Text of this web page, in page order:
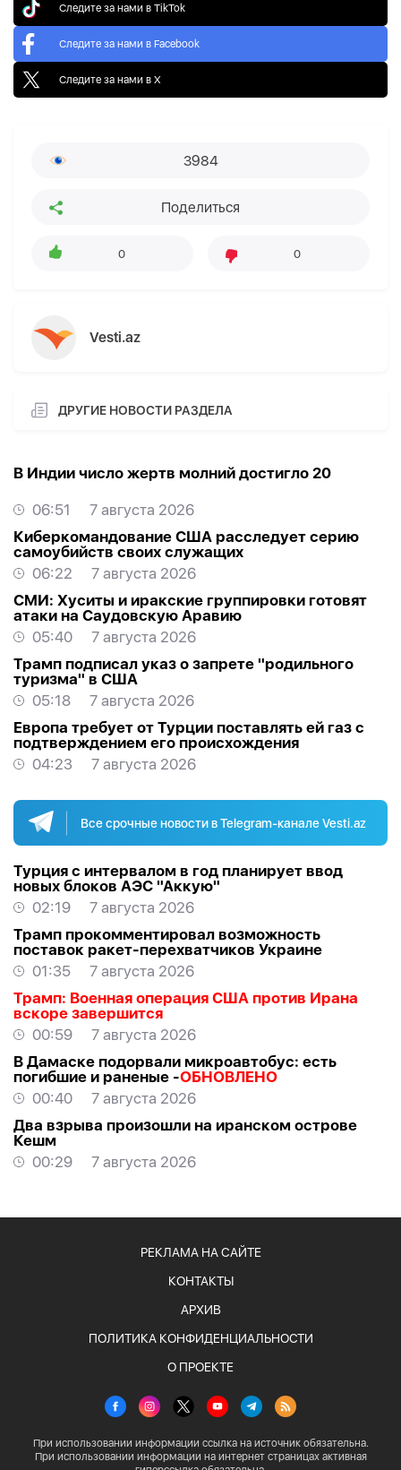
Следите за нами в TikTok
Следите за нами в Facebook
Следите за нами в X
3984
Поделиться
0 0
Vesti.az
ДРУГИЕ НОВОСТИ РАЗДЕЛА
В Индии число жертв молний достигло 20
06:51
7 августа 2026
Киберкомандование США расследует серию
самоубийств своих служащих
06:22
7 августа 2026
СМИ: Хуситы и иракские группировки готовят
атаки на Саудовскую Аравию
05:40
7 августа 2026
Трамп подписал указ о запрете "родильного
туризма" в США
05:18
7 августа 2026
Европа требует от Турции поставлять ей газ с
подтверждением его происхождения
04:23
7 августа 2026
Все срочные новости в Telegram-канале Vesti.az
Турция с интервалом в год планирует ввод
новых блоков АЭС "Аккую"
02:19
7 августа 2026
Трамп прокомментировал возможность
поставок ракет-перехватчиков Украине
01:35
7 августа 2026
Трамп: Военная операция США против Ирана
вскоре завершится
00:59
7 августа 2026
В Дамаске подорвали микроавтобус: есть
погибшие и раненые -ОБНОВЛЕНО
00:40
7 августа 2026
Два взрыва произошли на иранском острове
Кешм
00:29
7 августа 2026
РЕКЛАМА НА САЙТЕ
КОНТАКТЫ
АРХИВ
ПОЛИТИКА КОНФИДЕНЦИАЛЬНОСТИ
О ПРОЕКТЕ
При использовании информации ссылка на источник обязательна.
При использовании информации на интернет страницах активная